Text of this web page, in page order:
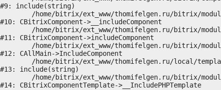
#9: include(string)
#10: CBitrixComponent->__includeComponent
#11: CBitrixComponent->includeComponent
#12: CAllMain->IncludeComponent
#13: include(string)
#14: CBitrixComponentTemplate->__IncludePHPTemplate